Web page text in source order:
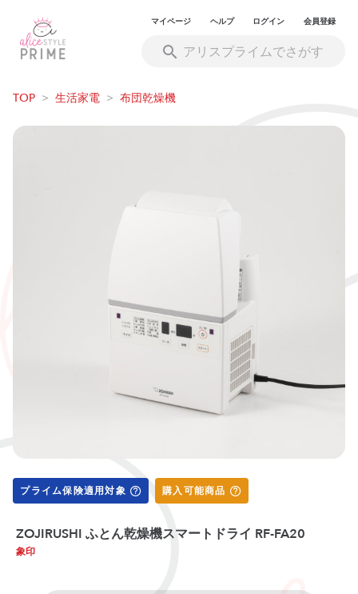
マイページ ヘルプ ログイン 会員登録
TOP > 生活家電 > 布団乾燥機
プライム保険適用対象 購入可能商品
ZOJIRUSHI ふとん乾燥機スマートドライ RF-FA20
象印